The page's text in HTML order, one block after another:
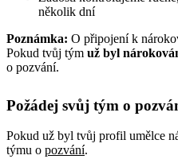
několik dní
Poznámka: O připojení k
Pokud tvůj tým už byl
o pozvání.
Požádej svůj tým o
Pokud už byl tvůj profil umělce
týmu o pozvání.